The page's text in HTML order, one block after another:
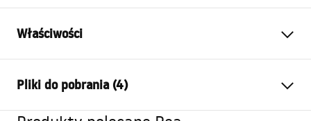
Właściwości
Materiał:
Kolor:
Imitacja kamienia
Pliki do pobrania (4)